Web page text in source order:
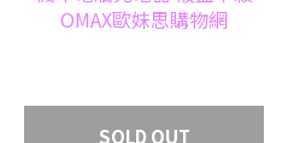
SOLD OUT